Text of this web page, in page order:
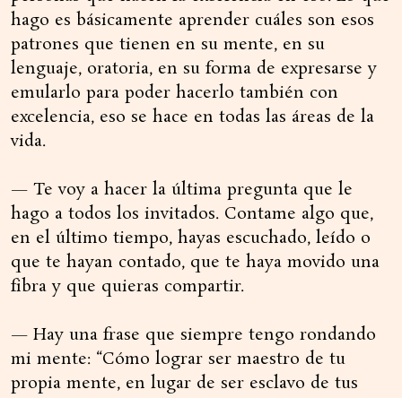
hago es básicamente aprender cuáles son esos
patrones que tienen en su mente, en su
lenguaje, oratoria, en su forma de expresarse y
emularlo para poder hacerlo también con
excelencia, eso se hace en todas las áreas de la
vida.
— Te voy a hacer la última pregunta que le
hago a todos los invitados. Contame algo que,
en el último tiempo, hayas escuchado, leído o
que te hayan contado, que te haya movido una
fibra y que quieras compartir.
— Hay una frase que siempre tengo rondando
mi mente: “Cómo lograr ser maestro de tu
propia mente, en lugar de ser esclavo de tus